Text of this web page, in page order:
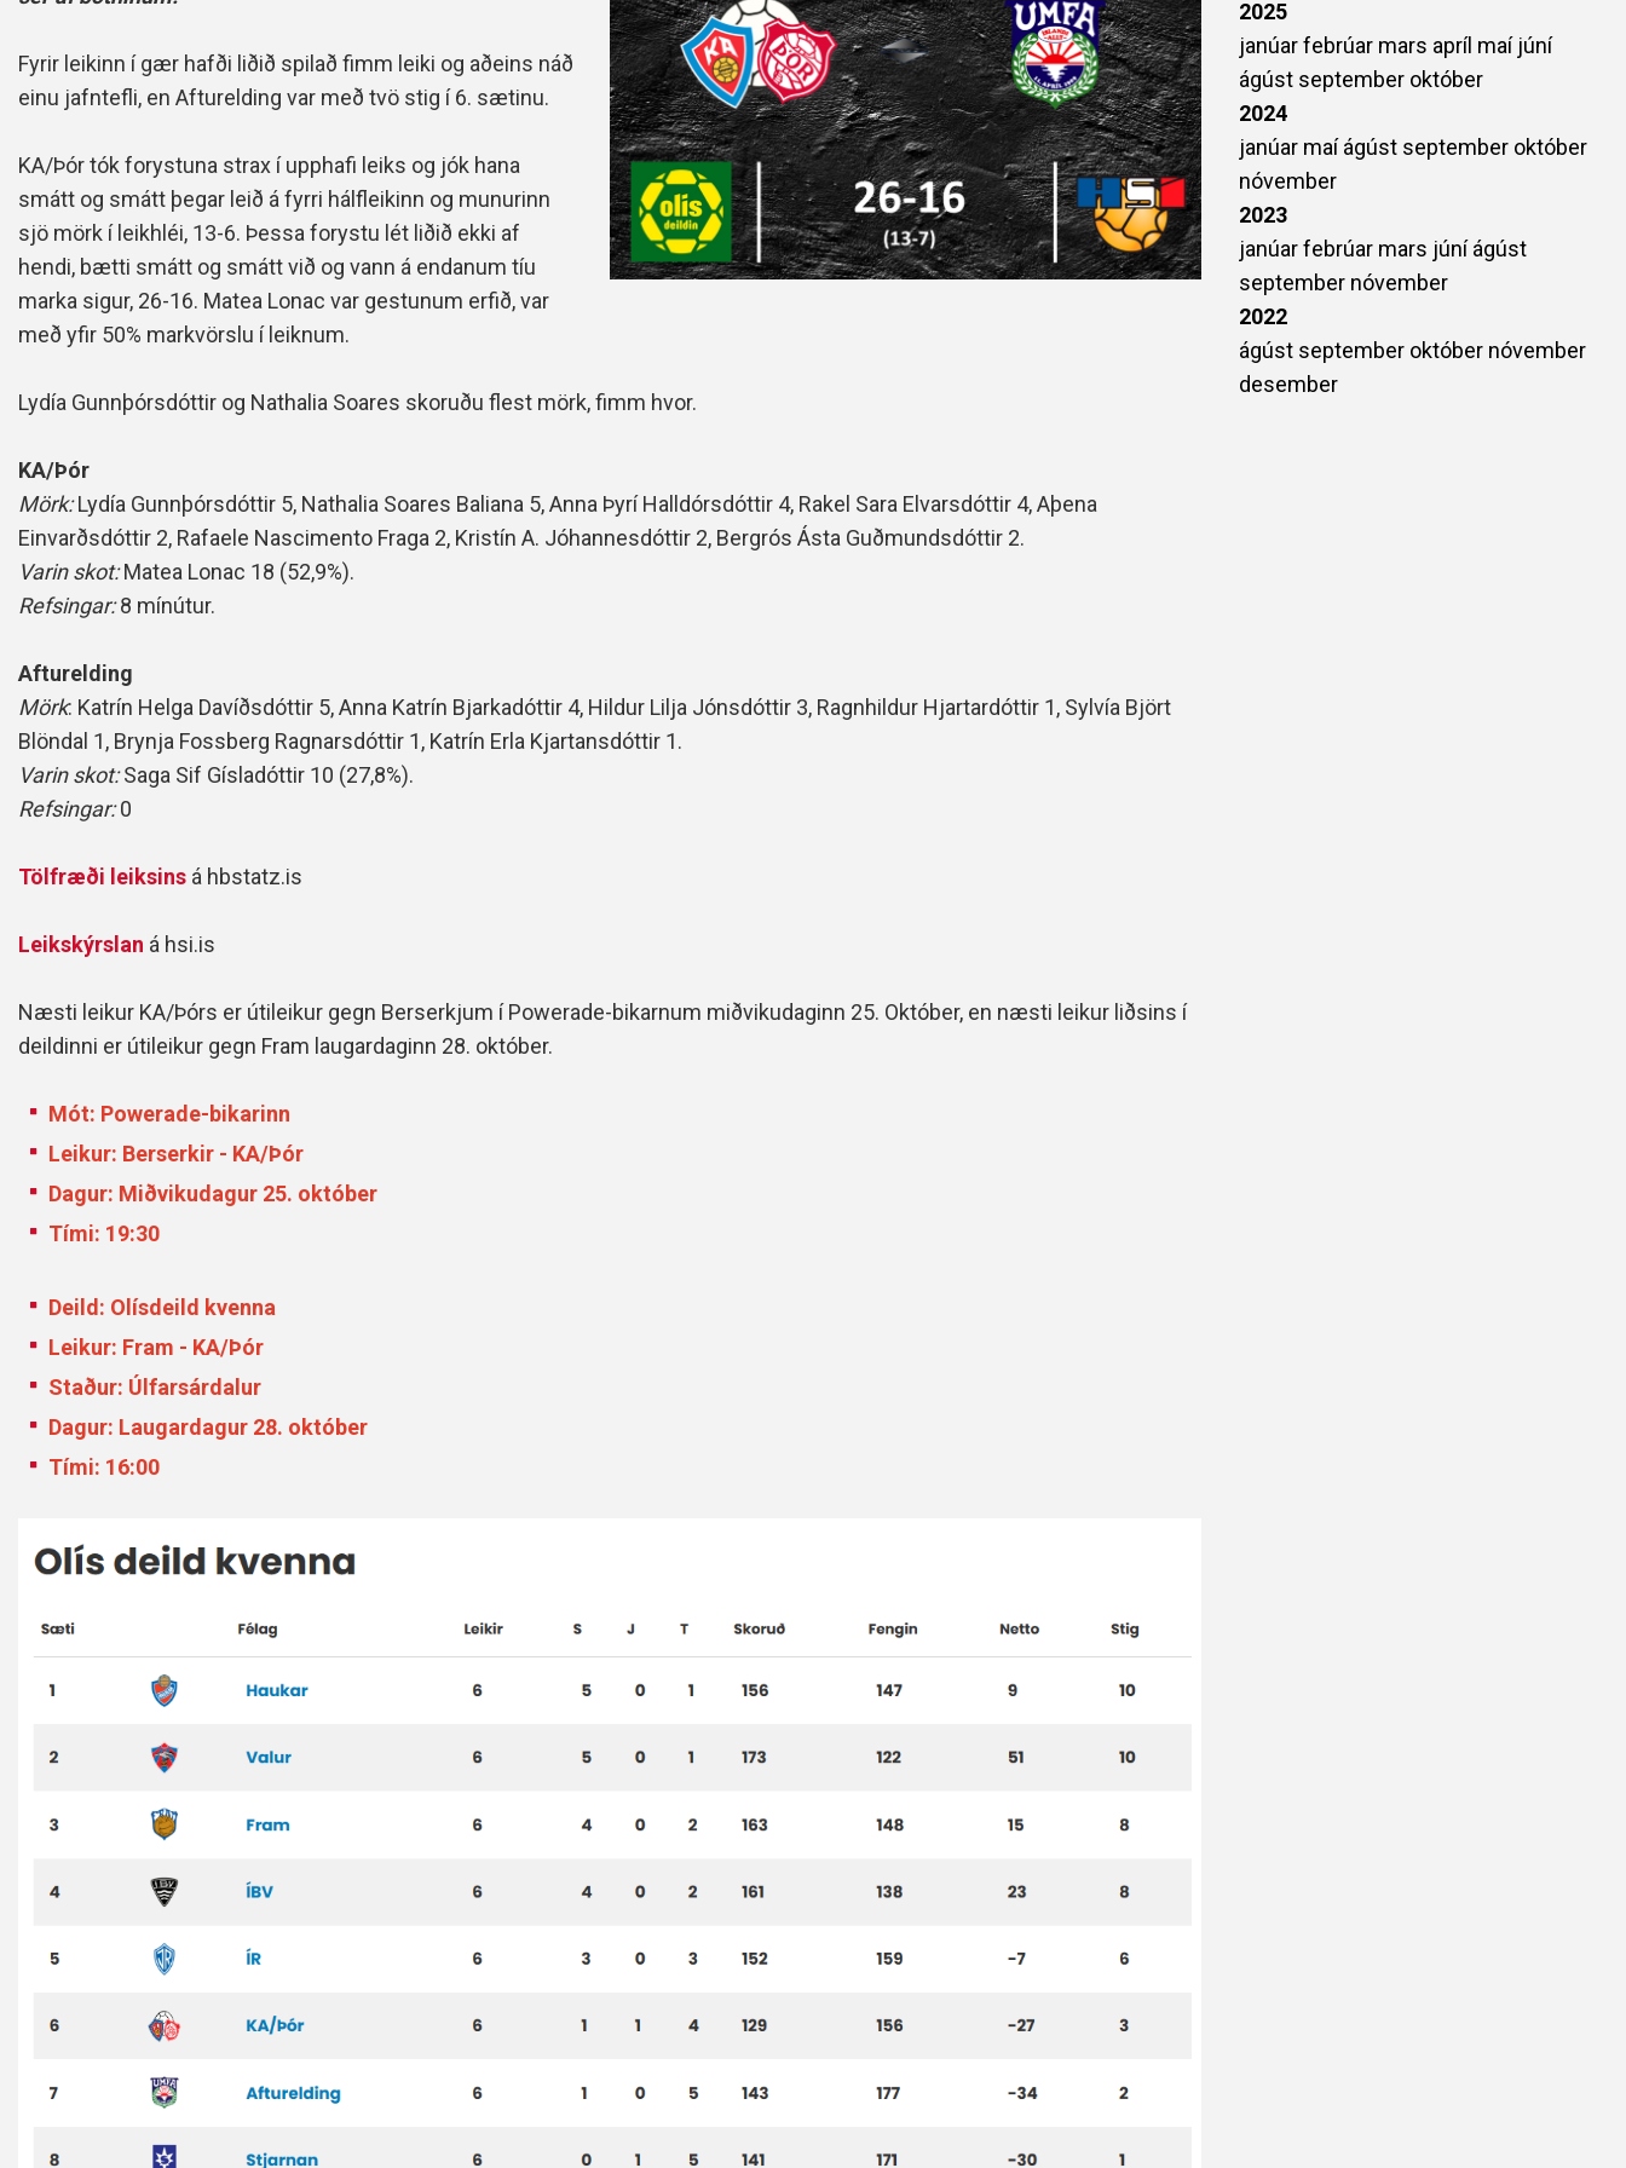
Handbók aðalstjórnar Þórs
Ársskýrslur
Fyrir leikinn í gær hafði liðið spilað fimm leiki og aðeins náð
einu jafntefli, en Afturelding var með tvö stig í 6. sætinu.
KA/Þór tók forystuna strax í upphafi leiks og jók hana
smátt og smátt þegar leið á fyrri hálfleikinn og munurinn
sjö mörk í leikhléi, 13-6. Þessa forystu lét liðið ekki af
hendi, bætti smátt og smátt við og vann á endanum tíu
marka sigur, 26-16. Matea Lonac var gestunum erfið, var
með yfir 50% markvörslu í leiknum.
Lydía Gunnþórsdóttir og Nathalia Soares skoruðu flest mörk, fimm hvor.
KA/Þór
Mörk:Lydía Gunnþórsdóttir 5, Nathalia Soares Baliana 5, Anna Þyrí Halldórsdóttir 4, Rakel Sara Elvarsdóttir 4, Aþena
Einvarðsdóttir 2, Rafaele Nascimento Fraga 2, Kristín A. Jóhannesdóttir 2, Bergrós Ásta Guðmundsdóttir 2.
Varin skot:Matea Lonac 18 (52,9%).
Refsingar:8 mínútur.
Afturelding
Mörk: Katrín Helga Davíðsdóttir 5, Anna Katrín Bjarkadóttir 4, Hildur Lilja Jónsdóttir 3, Ragnhildur Hjartardóttir 1, Sylvía Björt
Blöndal 1, Brynja Fossberg Ragnarsdóttir 1, Katrín Erla Kjartansdóttir 1.
Varin skot:Saga Sif Gísladóttir 10 (27,8%).
Refsingar:0
Tölfræði leiksins á hbstatz.is
Leikskýrslan á hsi.is
Næsti leikur KA/Þórs er útileikur gegn Berserkjum í Powerade-bikarnum miðvikudaginn 25. Október, en næsti leikur liðsins í
deildinni er útileikur gegn Fram laugardaginn 28. október.
Mót: Powerade-bikarinn
Leikur: Berserkir - KA/Þór
Dagur: Miðvikudagur 25. október
Tími: 19:30
Deild: Olísdeild kvenna
Leikur: Fram - KA/Þór
Staður: Úlfarsárdalur
Dagur: Laugardagur 28. október
Tími: 16:00
2025
janúarfebrúar mars apríl maí júní
ágúst september október
2024
janúar maíágúst september október
nóvember
2023
janúarfebrúar mars júníágúst
september nóvember
2022
ágúst september október nóvember
desember